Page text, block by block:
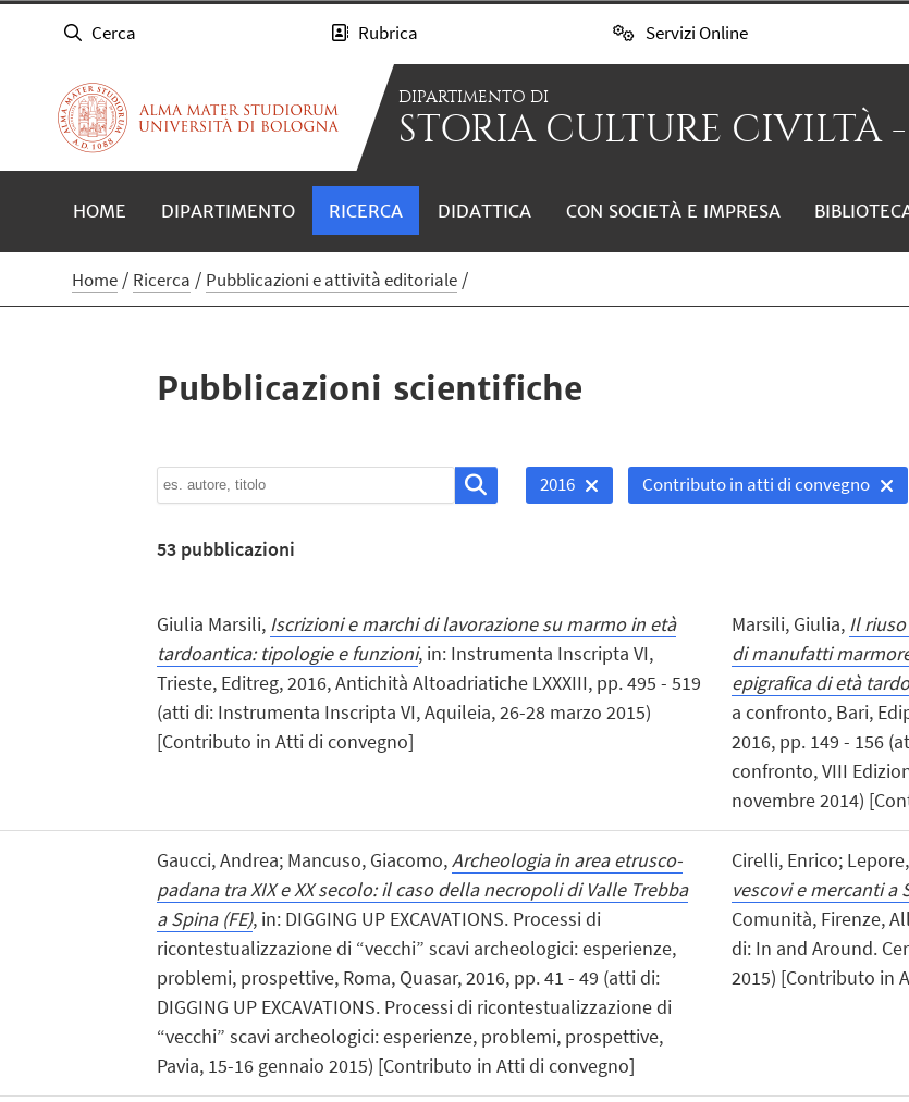
Cerca Rubrica Servizi Online
DIPARTIMENTO DI
STORIA CULTURE CIVILTÀ
HOME DIPARTIMENTO RICERCA DIDATTICA CON SOCIETÀ E IMPRESA
Home Ricerca Pubblicazioni e attività editoriale
Pubblicazioni scientifiche
2016 Contributo in atti di convegno
53pubblicazioni
Giulia Marsili, Iscrizioni e marchi di lavorazione su marmo in età
tardoantica: tipologie e funzioni, in: Instrumenta Inscripta VI,
Trieste, Editreg, 2016, Antichità Altoadriatiche LXXXIII, pp. 495 - 519
(atti di: Instrumenta Inscripta VI, Aquileia, 26-28 marzo 2015)
[Contributo in Atti di convegno]
Marsili, Giulia, Il
di manufatti
epigrafica di età
a confronto, Bari,
2016, pp. 149 - 156
confronto, VIII
novembre 2014)
Gaucci, Andrea; Mancuso, Giacomo,Archeologia in area etrusco-
padana tra XIX e XX secolo: il caso della necropoli di Valle Trebba
a Spina (FE), in: DIGGING UP EXCAVATIONS. Processi di
ricontestualizzazione di “vecchi” scavi archeologici: esperienze,
problemi, prospettive, Roma, Quasar, 2016, pp. 41 - 49 (atti di:
DIGGING UP EXCAVATIONS. Processi di ricontestualizzazione di
“vecchi” scavi archeologici: esperienze, problemi, prospettive,
Pavia, 15-16 gennaio 2015) [Contributo in Atti di convegno]
Cirelli, Enrico;
vescovi e mercanti a
Comunità, Firenze,
di: In and Around.
2015) [Contributo in